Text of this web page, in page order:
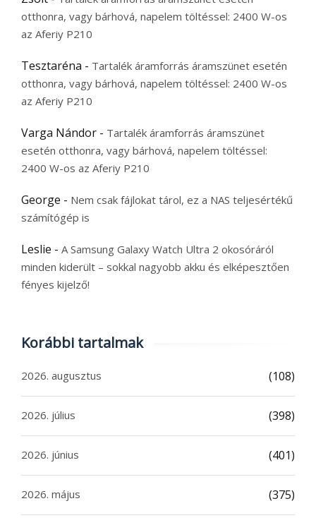
otthonra, vagy bárhová, napelem töltéssel: 2400 W-os
az Aferiy P210
Tesztaréna - Tartalék áramforrás áramszünet esetén
otthonra, vagy bárhová, napelem töltéssel: 2400 W-os
az Aferiy P210
Varga Nándor - Tartalék áramforrás áramszünet
esetén otthonra, vagy bárhová, napelem töltéssel:
2400 W-os az Aferiy P210
George - Nem csak fájlokat tárol, ez a NAS teljesértékű
számítógép is
Leslie - A Samsung Galaxy Watch Ultra 2 okosóráról
minden kiderült – sokkal nagyobb akku és elképesztően
fényes kijelző!
Korábbi tartalmak
2026. augusztus (108)
2026. július (398)
2026. június (401)
2026. május (375)